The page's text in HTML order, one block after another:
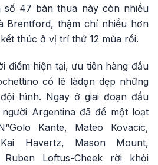
số 47 bàn thua này còn nhiều
Brentford, thậm chí nhiều hơn
thúc ở vị trí thứ 12 mùa rồi.
điểm hiện tại, ưu tiên hàng đầu
có lẽ làdọn dẹp những
hình. Ngay ở giai đoạn đầu
Argentina đã để một loạt
Kante, Mateo Kovacic,
Havertz, Mason Mount,
Loftus-Cheek rời khỏi